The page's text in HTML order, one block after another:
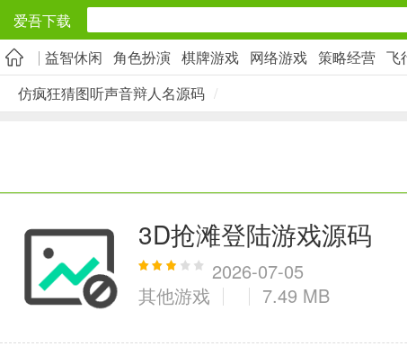
爱吾下载
安卓应用
旅游出行
实用工具
2万+款应用
资讯阅读
益智休闲 角色扮演 棋牌游戏 网络游戏 策略经营 飞
仿疯狂猜图听声音辩人名源码 /
3D抢滩登陆游戏源码
2026-07-05
其他游戏
7.49 MB